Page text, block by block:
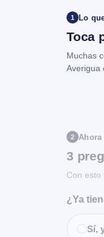
1 Lo
Toca
Muchas
Averigua
2 Ahora
3
Con esto
¿Ya
Sí,